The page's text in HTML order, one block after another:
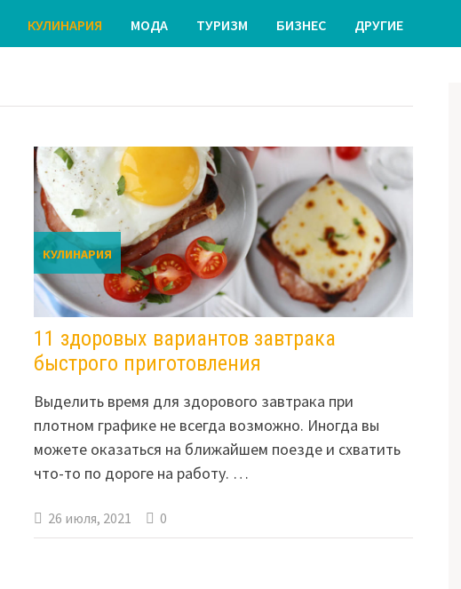
КУЛИНАРИЯ МОДА ТУРИЗМ БИЗНЕС ДРУГИЕ
КУЛИНАРИЯ
11 здоровых вариантов завтрака
быстрого приготовления
Выделить время для здорового завтрака при
плотном графике не всегда возможно. Иногда вы
можете оказаться на ближайшем поезде и схватить
что-то по дороге на работу. …
26 июля, 2021 0